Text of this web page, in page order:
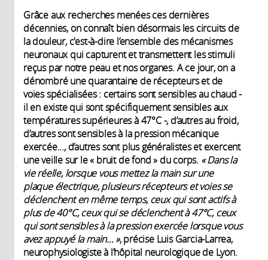
Grâce aux recherches menées ces dernières
décennies, on connaît bien désormais les circuits de
la douleur, c'est-à-dire l’ensemble des mécanismes
neuronaux qui capturent et transmettent les stimuli
reçus par notre peau et nos organes. A ce jour, on a
dénombré une quarantaine de récepteurs et de
voies spécialisées : certains sont sensibles au chaud -
il en existe qui sont spécifiquement sensibles aux
températures supérieures à 47°C -, d’autres au froid,
d’autres sont sensibles à la pression mécanique
exercée..., d’autres sont plus généralistes et exercent
une veille sur le « bruit de fond » du corps. « Dans la
vie réelle, lorsque vous mettez la main sur une
plaque électrique, plusieurs récepteurs et voies se
déclenchent en même temps, ceux qui sont actifs à
plus de 40°C, ceux qui se déclenchent à 47°C, ceux
qui sont sensibles à la pression exercée lorsque vous
avez appuyé la main… », précise Luis Garcia-Larrea,
neurophysiologiste à l’hôpital neurologique de Lyon.